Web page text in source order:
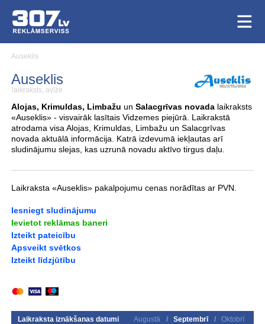
Auseklis
Auseklis
laikraksts, avīze
Alojas, Krimuldas, Limbažu un Salacgrīvas novadalaikraksts
«Auseklis» - visvairāk lasītais Vidzemes piejūrā. Laikrakstā
atrodama visa Alojas, Krimuldas, Limbažu un Salacgrīvas
novada aktuālā informācija. Katrā izdevumā iekļautas arī
sludinājumu slejas, kas uzrunā novadu aktīvo tirgus daļu.
Laikraksta «Auseklis» pakalpojumu cenas norādītas ar PVN.
Iesniegt sludinājumu
Ievietot reklāmas baneri
Izteikt pateicību
Apsveikt svētkos
Izteikt līdzjūtību
Laikraksta iznākšanas datumi Augustā / Septembrī /
Oktobrī